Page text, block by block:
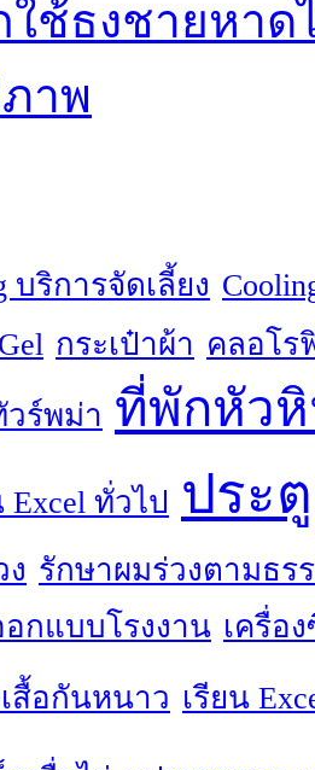
ใช้ธงชายหาด
าพ
บริการจัดเลี้ยง
กระเป๋าผ้า คลอโร
วร์พม่า ที่พักหัว
Excel ทั่วไป ประตู
ง รักษาผมร่วงตามธร
อกแบบโรงงาน เครื่อ
สื้อกันหนาว เรียน